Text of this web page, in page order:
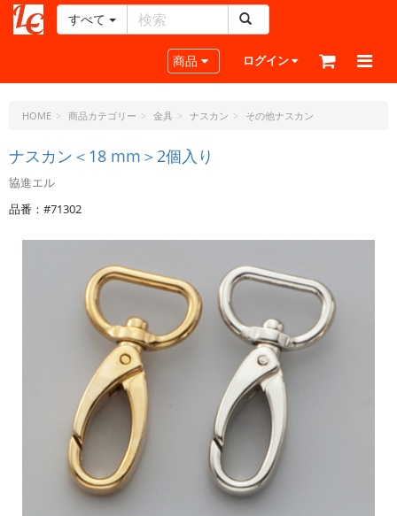
ー
ラ
ト・
ド
ッ
ト・
すべて
Toggle navigation
商品 ログイン
HOME 商品カテゴリー 金具 ナスカン その他ナスカン
ナスカン＜18 mm＞2個入り
協進エル
品番：#71302